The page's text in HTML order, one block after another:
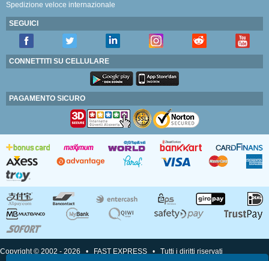
Spedizione veloce internazionale
SEGUICI
CONNETTITI SU CELLULARE
PAGAMENTO SICURO
Copyright © 2002 - 2026 • FAST EXPRESS • Tutti i diritti riservati